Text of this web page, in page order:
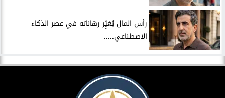
رأس المال يُغيِّر رهاناته في عصر الذكاء
الاصطناعي.....